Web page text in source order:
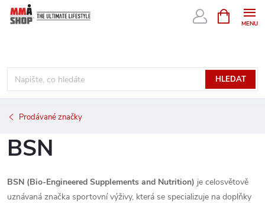
Přejít
HLEDAT
NÁKUPNÍ
KOŠÍK
Prodávané značky
BSN
BSN (Bio-Engineered Supplements and Nutrition) je celosvětově
uznávaná značka sportovní výživy, která se specializuje na doplňky